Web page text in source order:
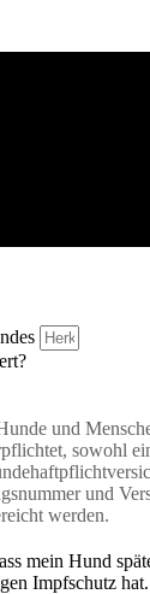
und
sowohl
und
werden.
mein Hund
Impfschutz hat.